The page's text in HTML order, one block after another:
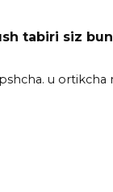
tabiri siz
u ortikcha